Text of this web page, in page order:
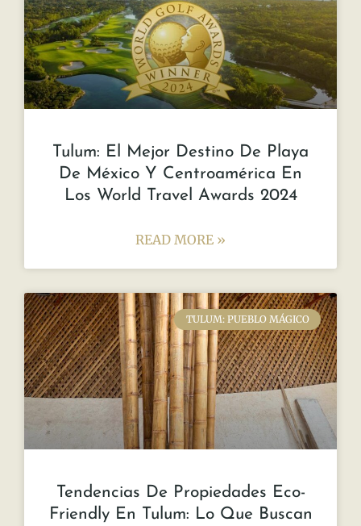
Tulum: El Mejor Destino De Playa
De México Y Centroamérica En
Los World Travel Awards 2024
READ MORE »
TULUM: PUEBLO MÁGICO
Tendencias De Propiedades Eco-
Friendly En Tulum: Lo Que Buscan